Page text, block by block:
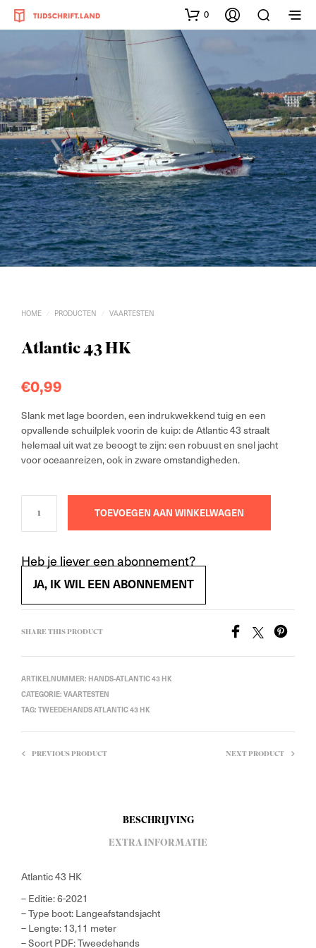
0
HOME / PRODUCTEN / VAARTESTEN
Atlantic 43 HK
€0,99
Slank met lage boorden, een indrukwekkend tuig en een
opvallende schuilplek voorin de kuip: de Atlantic 43 straalt
helemaal uit wat ze beoogt te zijn: een robuust en snel jacht
voor oceaanreizen, ook in zware omstandigheden.
TOEVOEGEN AAN WINKELWAGEN
Heb je liever een abonnement?
JA, IK WIL EEN ABONNEMENT
SHARE THIS PRODUCT
ARTIKELNUMMER: HANDS-ATLANTIC 43 HK
CATEGORIE: VAARTESTEN
TAG: TWEEDEHANDS ATLANTIC 43 HK
PREVIOUS PRODUCT NEXT PRODUCT
BESCHRIJVING
EXTRA INFORMATIE
Atlantic 43 HK
– Editie: 6-2021
– Type boot: Langeafstandsjacht
– Lengte: 13,11 meter
– Soort PDF: Tweedehands